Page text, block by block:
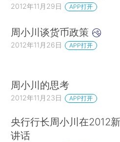
2012年11月29日 APP打开
周小川谈货币政策
2012年11月26日 APP打开
周小川的思考
2012年11月23日 APP打开
央行行长周小川在2012
讲话